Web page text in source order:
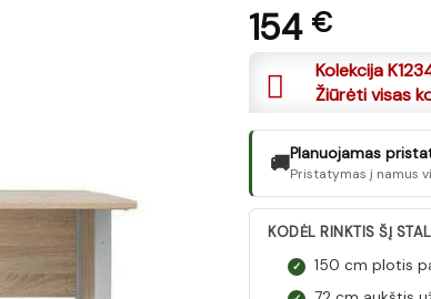
154 €
Kolekcija
Žiūrėti visas
🚚Planuojamas
Pristatymas į namus
KODĖL RINKTIS ŠĮ
✓ 150 cm plotis